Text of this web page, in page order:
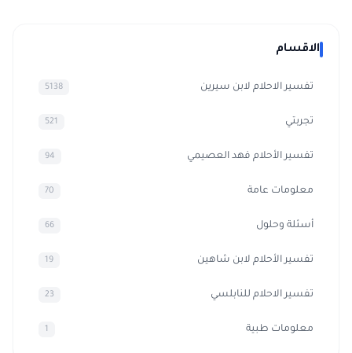
الاقسام
تفسير الاحلام لابن سيرين 5138
تجربتي 521
تفسير الأحلام فهد العصيمي 94
معلومات عامة 70
أسئلة وحلول 66
تفسير الأحلام لابن شاهين 19
تفسير الاحلام للنابلسي 23
معلومات طبية 1